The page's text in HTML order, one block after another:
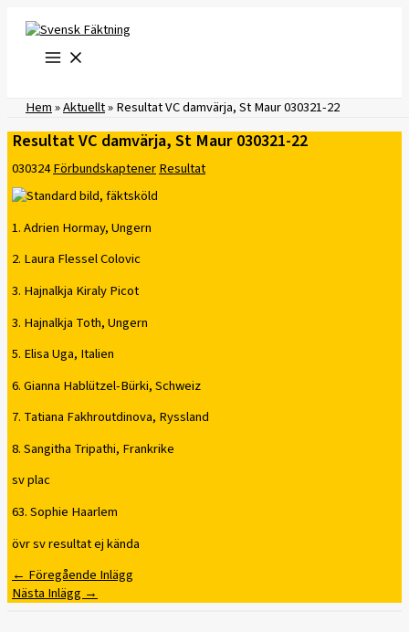
innehåll
Hem»Aktuellt»Resultat VC damvärja, St Maur 030321-22
Resultat VC damvärja, St Maur 030321-22
030324FörbundskaptenerResultat
1. Adrien Hormay, Ungern
2. Laura Flessel Colovic
3. Hajnalkja Kiraly Picot
3. Hajnalkja Toth, Ungern
5. Elisa Uga, Italien
6. Gianna Hablützel-Bürki, Schweiz
7. Tatiana Fakhroutdinova, Ryssland
8. Sangitha Tripathi, Frankrike
sv plac
63. Sophie Haarlem
övr sv resultat ej kända
←Föregående Inlägg
Nästa Inlägg→